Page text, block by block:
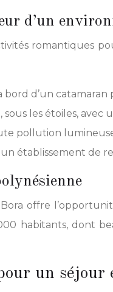
d’un
romantiques
bord d’un
les étoiles,
pollution
établissement de
offre
habitants, dont
un séjour